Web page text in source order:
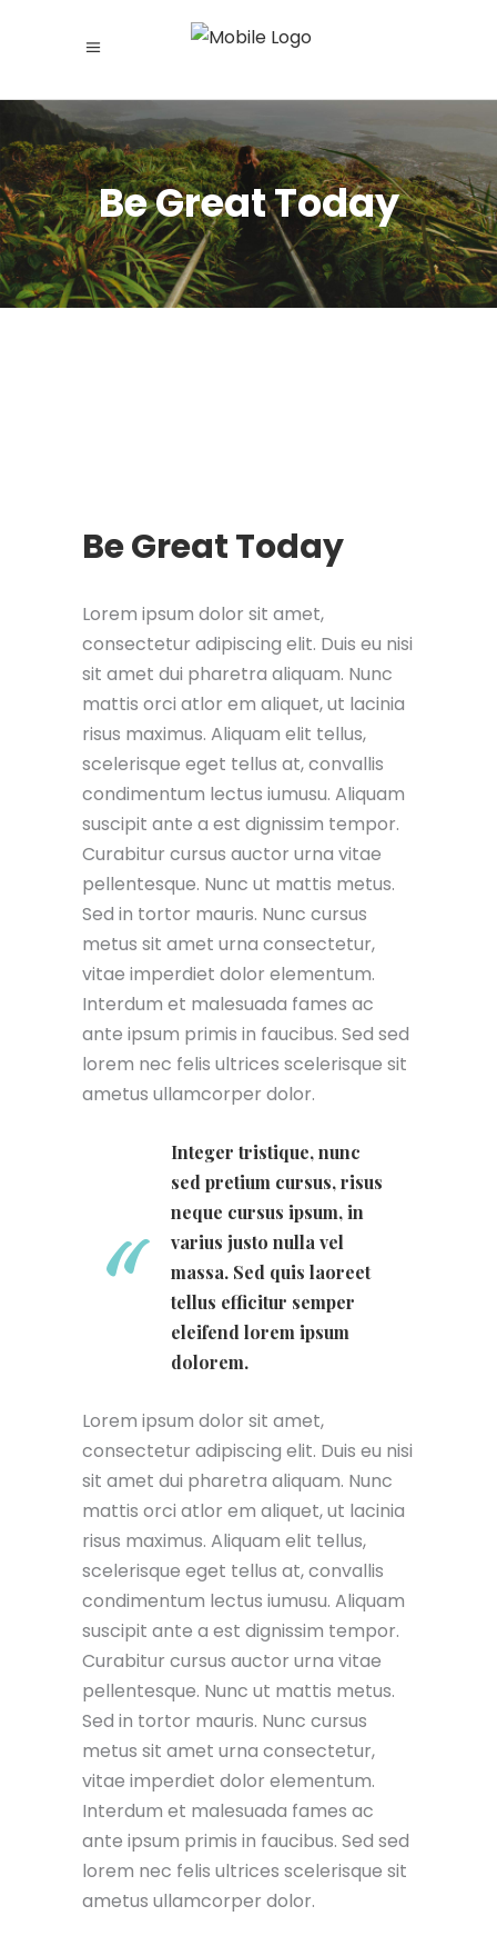
Be Great Today
Be Great Today
Lorem ipsum dolor sit amet,
consectetur adipiscing elit. Duis eu nisi
sit amet dui pharetra aliquam. Nunc
mattis orci atlor em aliquet, ut lacinia
risus maximus. Aliquam elit tellus,
scelerisque eget tellus at, convallis
condimentum lectus iumusu. Aliquam
suscipit ante a est dignissim tempor.
Curabitur cursus auctor urna vitae
pellentesque. Nunc ut mattis metus.
Sed in tortor mauris. Nunc cursus
metus sit amet urna consectetur,
vitae imperdiet dolor elementum.
Interdum et malesuada fames ac
ante ipsum primis in faucibus. Sed sed
lorem nec felis ultrices scelerisque sit
ametus ullamcorper dolor.
Integer tristique, nunc
sed pretium cursus, risus
neque cursus ipsum, in
varius justo nulla vel
massa. Sed quis laoreet
tellus efficitur semper
eleifend lorem ipsum
dolorem.
Lorem ipsum dolor sit amet,
consectetur adipiscing elit. Duis eu nisi
sit amet dui pharetra aliquam. Nunc
mattis orci atlor em aliquet, ut lacinia
risus maximus. Aliquam elit tellus,
scelerisque eget tellus at, convallis
condimentum lectus iumusu. Aliquam
suscipit ante a est dignissim tempor.
Curabitur cursus auctor urna vitae
pellentesque. Nunc ut mattis metus.
Sed in tortor mauris. Nunc cursus
metus sit amet urna consectetur,
vitae imperdiet dolor elementum.
Interdum et malesuada fames ac
ante ipsum primis in faucibus. Sed sed
lorem nec felis ultrices scelerisque sit
ametus ullamcorper dolor.